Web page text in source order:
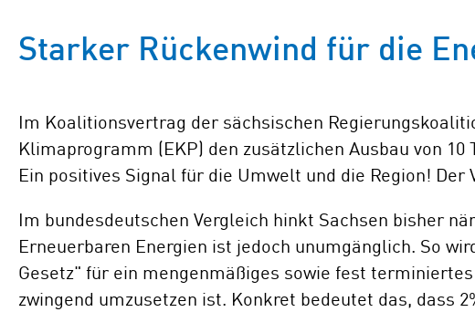
Starker Rückenwind für die
Im Koalitionsvertrag der sächsischen
Klimaprogramm (EKP) den zusätzlichen Ausbau von
Ein positives Signal für die Umwelt und die Region!
Im bundesdeutschen Vergleich hinkt Sachsen bisher
Erneuerbaren Energien ist jedoch unumgänglich. So
Gesetz" für ein mengenmäßiges sowie fest
zwingend umzusetzen ist. Konkret bedeutet das, dass